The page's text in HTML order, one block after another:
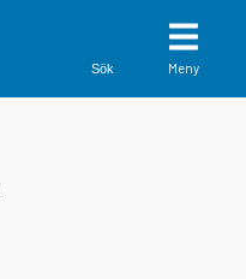
Sök Meny